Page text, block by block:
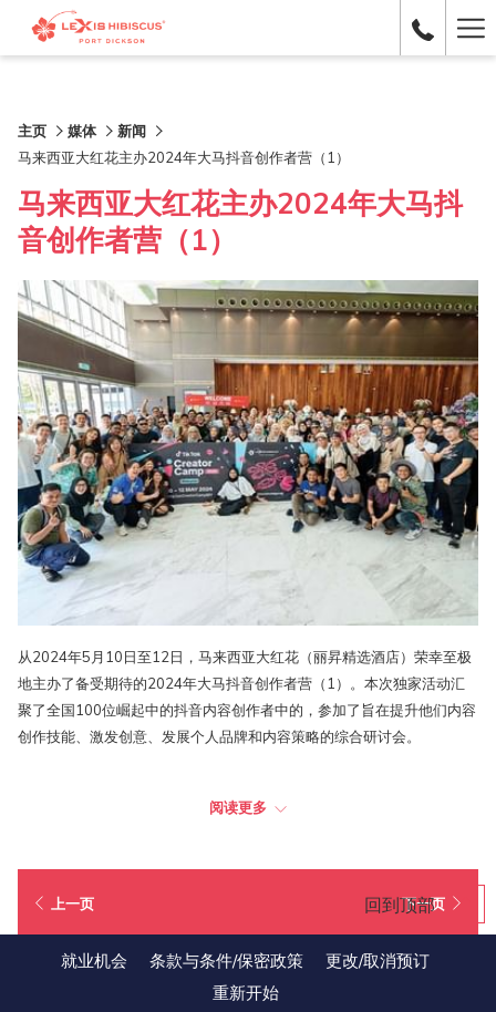
主页 媒体
新闻
马来西亚大红花主办2024年大马抖音创作者营（1）
马来西亚大红花主办2024年大马抖
音创作者营（1）
从2024年5月10日至12日，马来西亚大红花（丽昇精选酒店）荣幸至极
地主办了备受期待的2024年大马抖音创作者营（1）。本次独家活动汇
聚了全国100位崛起中的抖音内容创作者中的，参加了旨在提升他们内容
创作技能、激发创意、发展个人品牌和内容策略的综合研讨会。
名的抖音美食内容创作者兼企业家Khairul Aming，以及才华横溢的抖音
验，为参与者提供了宝贵的指导。
括了夏威夷主题晚宴。晚宴为抖音创作者们精心准备了丰盛的海鲜烧烤、
服装比赛，以及由马来西亚大红花（丽昇精选酒店）体育与娱乐团队呈现
的精彩火舞秀。大家还有机会享受现场音乐表演，并在卫星餐厅和酒吧享
阅读更多
上一页 下一页
回到顶部
就业机会 条款与条件/保密政策
更改/取消预订
重新开始